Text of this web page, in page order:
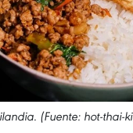
(Fuente: hot-thai-